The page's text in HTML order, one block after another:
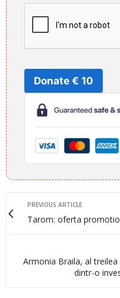
Donate € 10
PREVIOUS ARTICLE
Tarom: oferta
Armonia Braila, al
dintr-o